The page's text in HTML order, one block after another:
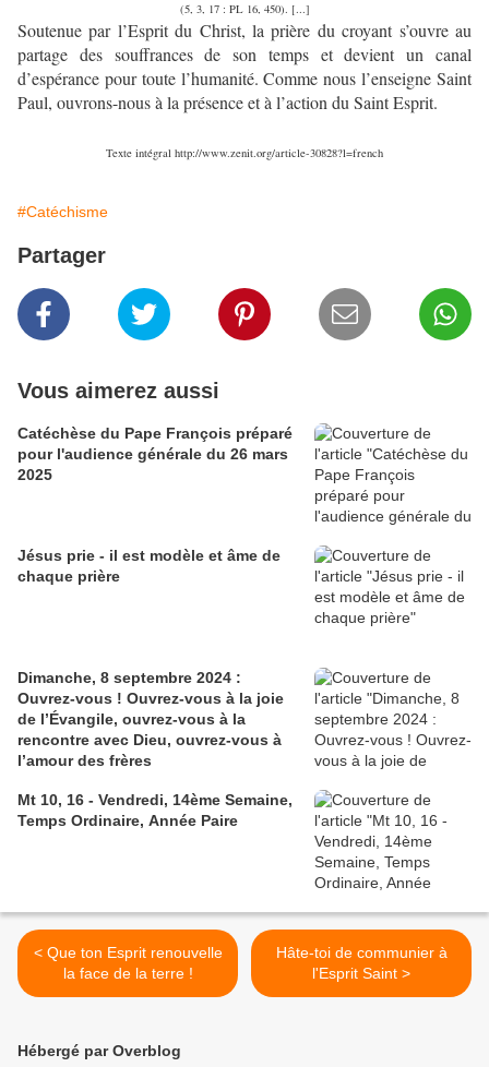
(5, 3, 17 : PL 16, 450). [...]
Soutenue par l’Esprit du Christ, la prière du croyant s’ouvre au
partage des souffrances de son temps et devient un canal
d’espérance pour toute l’humanité. Comme nous l’enseigne Saint
Paul, ouvrons-nous à la présence et à l’action du Saint Esprit.
Texte intégral http://www.zenit.org/article-30828?l=french
#Catéchisme
Partager
Vous aimerez aussi
Catéchèse du Pape François préparé
pour l'audience générale du 26 mars
2025
Jésus prie - il est modèle et âme de
chaque prière
Dimanche, 8 septembre 2024 :
Ouvrez-vous ! Ouvrez-vous à la joie
de l’Évangile, ouvrez-vous à la
rencontre avec Dieu, ouvrez-vous à
l’amour des frères
Mt 10, 16 - Vendredi, 14ème Semaine,
Temps Ordinaire, Année Paire
< Que ton Esprit renouvelle
la face de la terre !
Hâte-toi de communier à
l'Esprit Saint >
Hébergé par Overblog